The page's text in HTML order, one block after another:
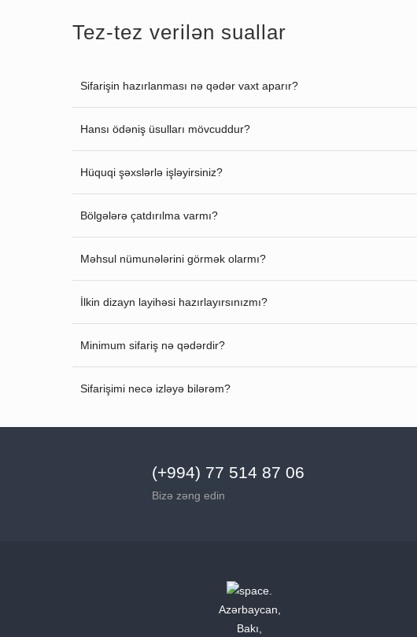
Tez-tez verilən suallar
Sifarişin hazırlanması nə qədər vaxt aparır?
Hansı ödəniş üsulları mövcuddur?
Hüquqi şəxslərlə işləyirsiniz?
Bölgələrə çatdırılma varmı?
Məhsul nümunələrini görmək olarmı?
İlkin dizayn layihəsi hazırlayırsınızmı?
Minimum sifariş nə qədərdir?
Sifarişimi necə izləyə bilərəm?
(+994) 77 514 87 06
Bizə zəng edin
Azərbaycan,
Bakı,